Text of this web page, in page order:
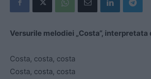
Versurile melodiei „Costa“, interpretata
Costa, costa, costa
Costa, costa, costa